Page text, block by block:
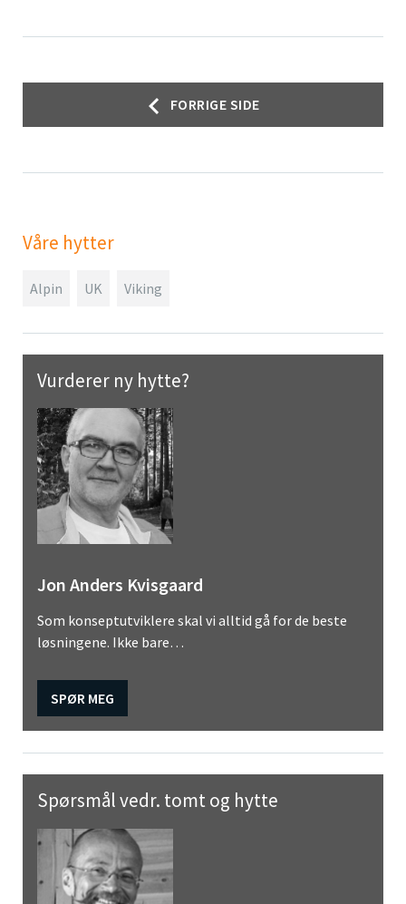
Innleggsnavigasjon
FORRIGE SIDE
Våre hytter
Alpin UK Viking
Vurderer ny hytte?
Jon Anders Kvisgaard
Som konseptutviklere skal vi alltid gå for de beste
løsningene. Ikke bare…
SPØR MEG
Spørsmål vedr. tomt og hytte